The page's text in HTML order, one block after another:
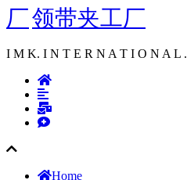
厂领带夹工厂
I M K. I N T E R N A T I O N A L .
Home